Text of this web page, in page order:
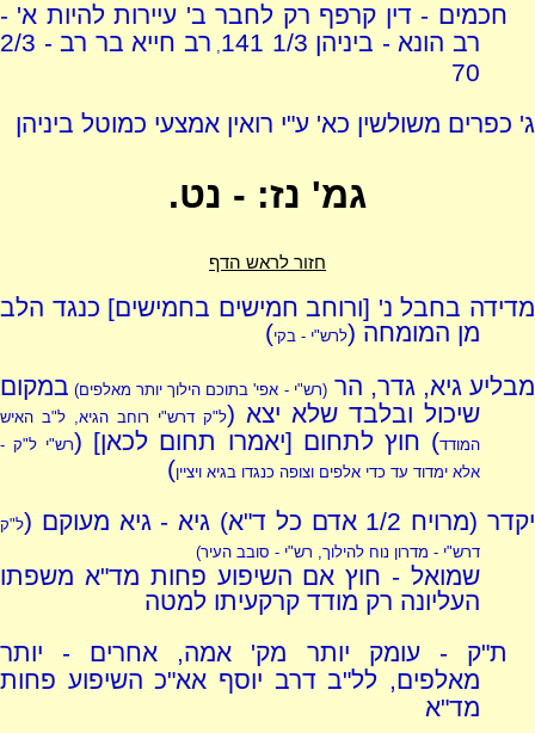
חכמים - דין קרפף רק לחבר ב' עיירות להיות א' -
רב הונא - ביניהן 1/3 141
,
רב חייא בר רב - 2/3
70
ג' כפרים משולשין כא' ע"י רואין אמצעי כמוטל ביניהן
גמ' נז: - נט.
חזור לראש הדף
מדידה בחבל נ' [ורוחב חמישים בחמישים] כנגד הלב
מן המומחה (לרש"י - בקי)
מבליע גיא, גדר, הר(רש"י - אפי' בתוכם הילוך יותר מאלפים) במקום
שיכול ובלבד שלא יצא (ל"ק דרש"י רוחב הגיא, ל"ב האיש
המודד) חוץ לתחום [יאמרו תחום לכאן] (רש"י ל"ק -
אלא ימדוד עד כדי אלפים וצופה כנגדו בגיא ויציין)
יקדר (מרויח 1/2 אדם כל ד"א) גיא - גיא מעוקם (
ל"ק
דרש"י - מדרון נוח להילוך, רש"י - סובב העיר)
שמואל - חוץ אם השיפוע פחות מד"א משפתו
העליונה רק מודד קרקעיתו למטה
ת"ק - עומק יותר מק' אמה, אחרים - יותר
מאלפים, לל"ב דרב יוסף אא"כ השיפוע פחות
מד"א